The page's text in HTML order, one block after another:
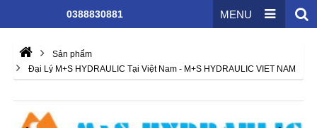
0388830881 MENU
Sản phẩm
Đại Lý M+S HYDRAULIC Tại Việt Nam - M+S HYDRAULIC VIET NAM